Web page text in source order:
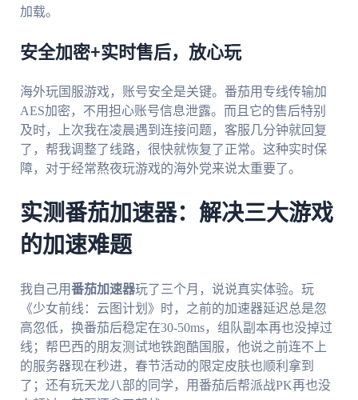
加载。
安全加密+实时售后，放心玩
海外玩国服游戏，账号安全是关键。番茄用专线传输加
AES加密，不用担心账号信息泄露。而且它的售后特别
及时，上次我在凌晨遇到连接问题，客服几分钟就回复
了，帮我调整了线路，很快就恢复了正常。这种实时保
障，对于经常熬夜玩游戏的海外党来说太重要了。
实测番茄加速器：解决三大游戏
的加速难题
我自己用番茄加速器玩了三个月，说说真实体验。玩
《少女前线：云图计划》时，之前的加速器延迟总是忽
高忽低，换番茄后稳定在30-50ms，组队副本再也没掉过
线；帮巴西的朋友测试地铁跑酷国服，他说之前连不上
的服务器现在秒进，春节活动的限定皮肤也顺利拿到
了；还有玩天龙八部的同学，用番茄后帮派战PK再也没